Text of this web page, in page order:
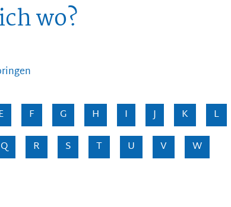
wo?
F G H I J K
L
Q R S T U V
W